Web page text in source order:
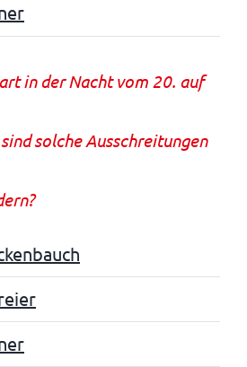
in der Nacht vom 20. auf
solche Ausschreitungen